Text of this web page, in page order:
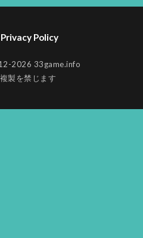
Privacy Policy
2026 33game.info
製を禁じます